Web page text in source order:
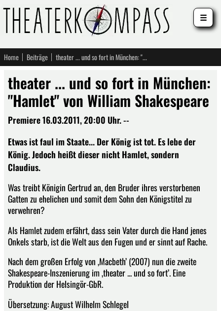
Home Beiträge theater ... und so fort in München: "Hamlet" von William Shakespeare
theater ... und so fort in München:
"Hamlet" von William Shakespeare
Premiere 16.03.2011, 20:00 Uhr. --
Etwas ist faul im Staate... Der König ist tot. Es lebe der
König. Jedoch heißt dieser nicht Hamlet, sondern
Claudius.
Was treibt Königin Gertrud an, den Bruder ihres verstorbenen
Gatten zu ehelichen und somit dem Sohn den Königstitel zu
verwehren?
Als Hamlet zudem erfährt, dass sein Vater durch die Hand jenes
Onkels starb, ist die Welt aus den Fugen und er sinnt auf Rache.
Nach dem großen Erfolg von ‚Macbeth’ (2007) nun die zweite
Shakespeare-Inszenierung im ‚theater ... und so fort’. Eine
Produktion der Helsingör-GbR.
Übersetzung: August Wilhelm Schlegel
☰